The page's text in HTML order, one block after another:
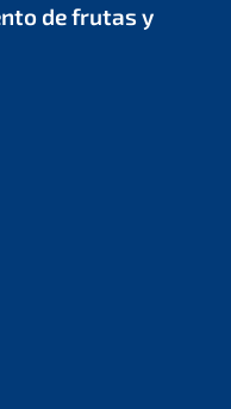
de frutas y